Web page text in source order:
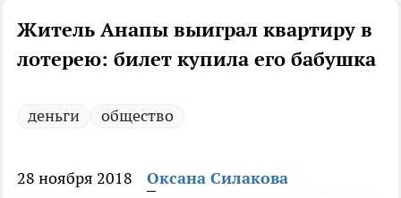
Житель Анапы выиграл квартиру в
лотерею: билет купила его бабушка
деньги общество
28 ноября 2018 Оксана Силакова